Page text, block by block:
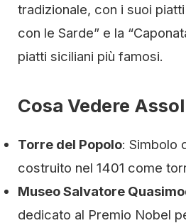
tradizionale, con i suoi
con le Sarde” e la
piatti siciliani più famosi.
Cosa Vedere
Torre del Popolo: Simbolo
costruito nel 1401 come
Museo Salvatore
dedicato al Premio Nobel